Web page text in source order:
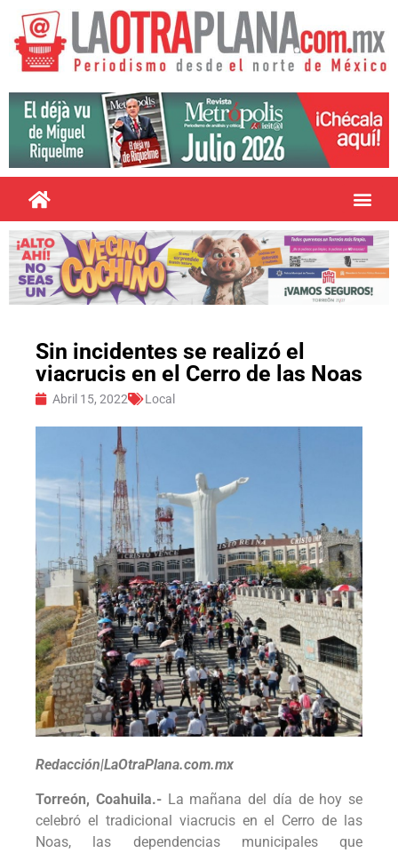
Sin incidentes se realizó el
viacrucis en el Cerro de las Noas
Abril 15, 2022 Local
Redacción|LaOtraPlana.com.mx
Torreón, Coahuila.-La mañana del día de hoy se
celebró el tradicional viacrucis en el Cerro de las
Noas, las dependencias municipales que